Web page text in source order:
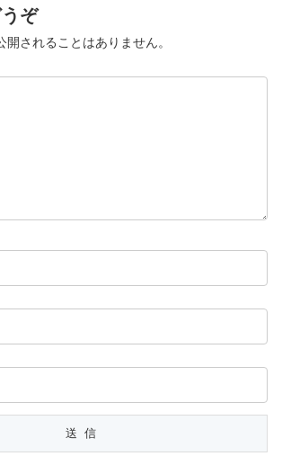
ぞ
開されることはありません。